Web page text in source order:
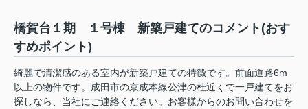
橋賀台１期 １号棟 新築戸建てのコメント(おす
すめポイント)
綺麗で清潔感のある室内が新築戸建ての特徴です。前面道路6m
以上の物件です。成田市の京成本線公津の杜近くで一戸建てをお
探しなら、当社にご連絡ください。お客様からのお問い合わせを